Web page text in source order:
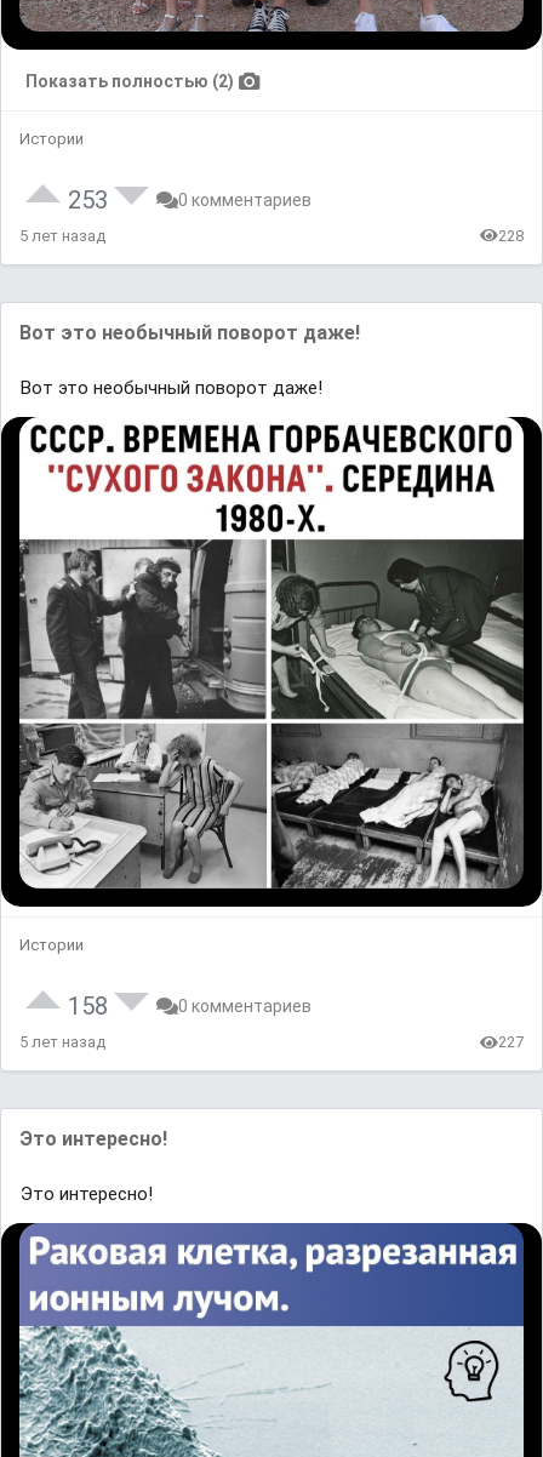
Показать полностью (2)
Истории
253 0 комментариев
5 лет назад 228
Вот это необычный поворот даже!
Вот это необычный поворот даже!
Истории
158 0 комментариев
5 лет назад 227
Это интересно!
Это интересно!